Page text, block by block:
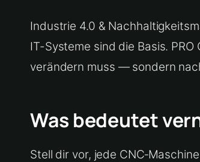
Industrie 4.0 &
IT-Systeme sind die Basis.
verändern muss — sondern
Was bedeutet
Stell dir vor, jede